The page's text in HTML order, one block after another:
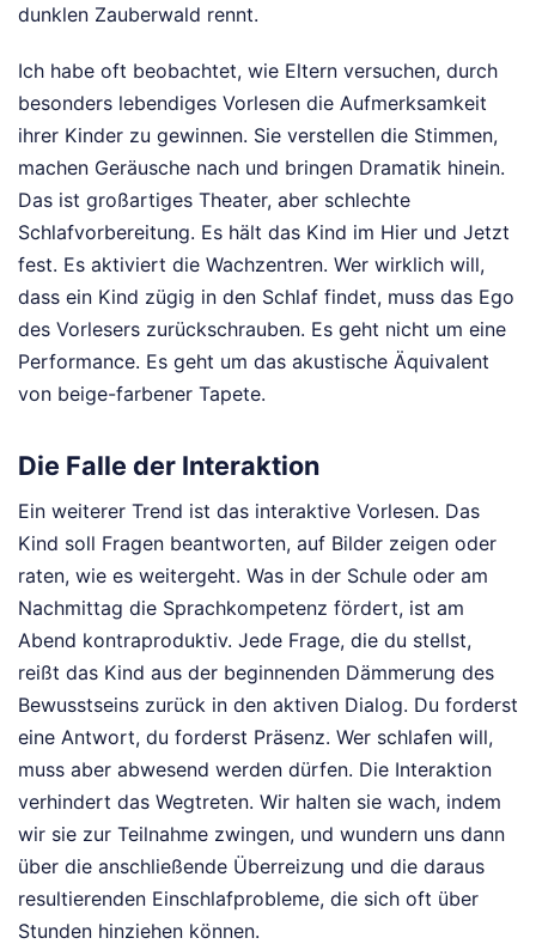
dunklen Zauberwald rennt.
Ich habe oft beobachtet, wie Eltern versuchen, durch
besonders lebendiges Vorlesen die Aufmerksamkeit
ihrer Kinder zu gewinnen. Sie verstellen die Stimmen,
machen Geräusche nach und bringen Dramatik hinein.
Das ist großartiges Theater, aber schlechte
Schlafvorbereitung. Es hält das Kind im Hier und Jetzt
fest. Es aktiviert die Wachzentren. Wer wirklich will,
dass ein Kind zügig in den Schlaf findet, muss das Ego
des Vorlesers zurückschrauben. Es geht nicht um eine
Performance. Es geht um das akustische Äquivalent
von beige-farbener Tapete.
Die Falle der Interaktion
Ein weiterer Trend ist das interaktive Vorlesen. Das
Kind soll Fragen beantworten, auf Bilder zeigen oder
raten, wie es weitergeht. Was in der Schule oder am
Nachmittag die Sprachkompetenz fördert, ist am
Abend kontraproduktiv. Jede Frage, die du stellst,
reißt das Kind aus der beginnenden Dämmerung des
Bewusstseins zurück in den aktiven Dialog. Du forderst
eine Antwort, du forderst Präsenz. Wer schlafen will,
muss aber abwesend werden dürfen. Die Interaktion
verhindert das Wegtreten. Wir halten sie wach, indem
wir sie zur Teilnahme zwingen, und wundern uns dann
über die anschließende Überreizung und die daraus
resultierenden Einschlafprobleme, die sich oft über
Stunden hinziehen können.